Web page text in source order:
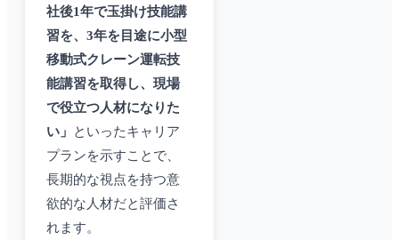
社後1年で玉掛け技能講
習を、3年を目途に小型
移動式クレーン運転技
能講習を取得し、現場
で役立つ人材になりた
い」
といったキャリア
プランを示すことで、
長期的な視点を持つ意
欲的な人材だと評価さ
れます。